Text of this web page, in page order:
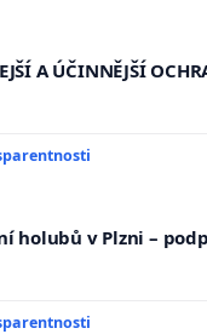
A ÚČINNĚJŠÍ
holubů v Plzni –